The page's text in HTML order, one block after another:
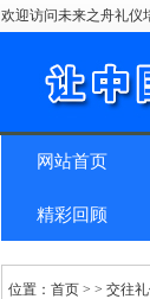
欢迎访问未来之舟礼仪
网站首页
精彩回顾
位置： 首页 > > 交往